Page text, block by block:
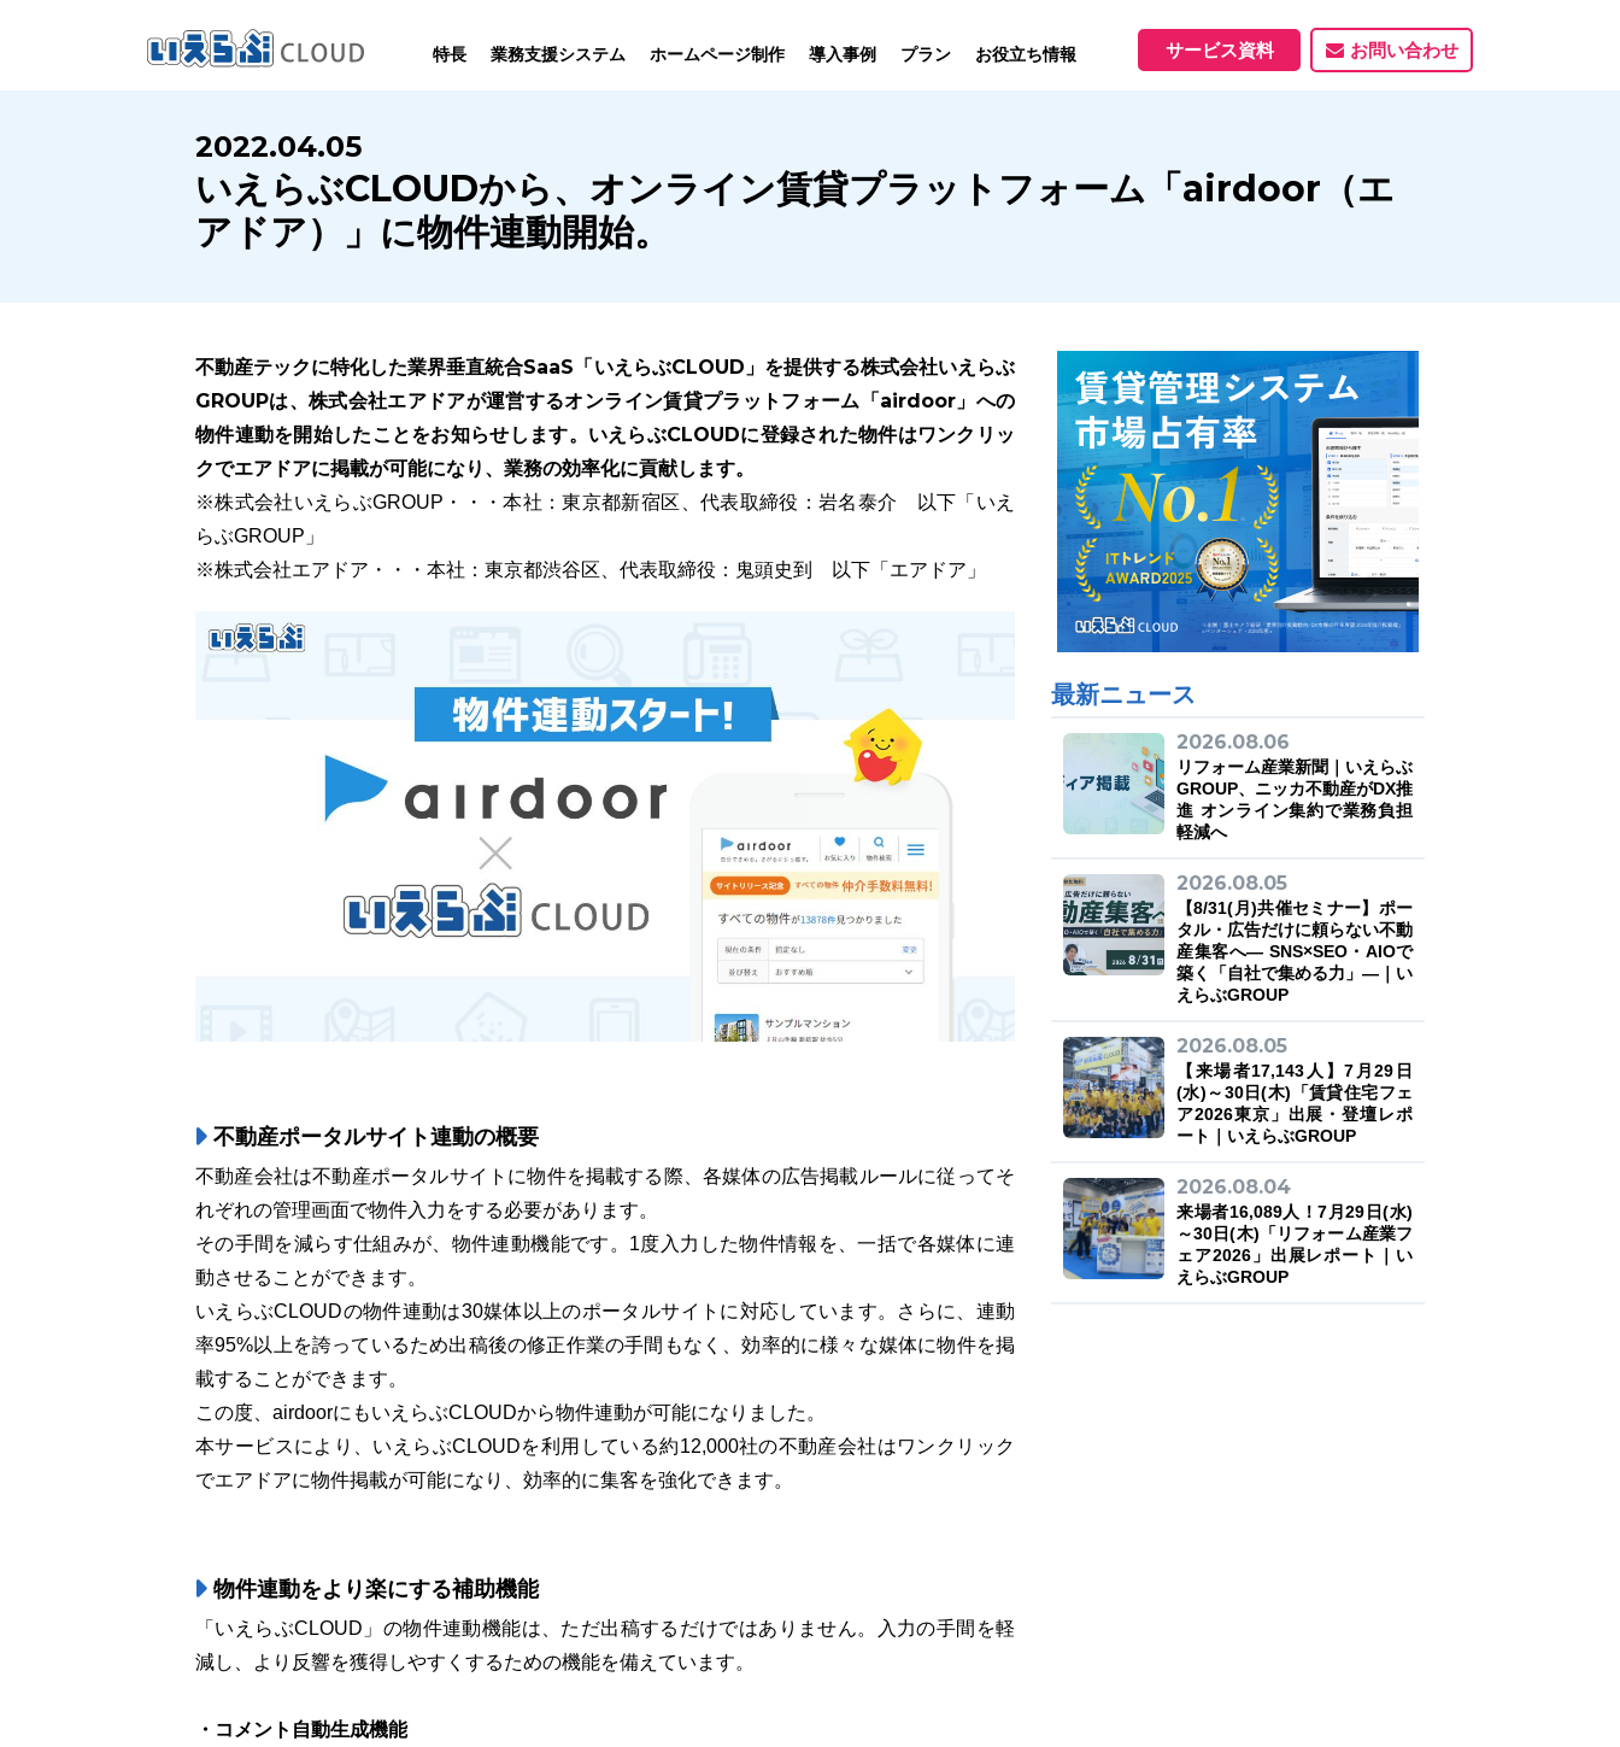
特長 業務支援システム
SYSTEM
いえらぶCLOUDは不動産業務を
幅広く支援しています。
業務向け機能
売買仲介
業務向け機能 業務向け機能
サービス一覧
ホームページ制作
HOMEPAGE
いえらぶは集客用ホームページを
不動産業に特化して制作しています。
制作について
制作の流れ
制作実績
導入事例
PERFORMANCE
いえらぶCLOUDを実際にご利用の
お客様の声と制作実績のご紹介です。
ユーザーインタビュー ホームページ制作実績
プラン お役立ち情報
INFORMATION
いえらぶCLOUDや不動産業界に関する
ニュース･ノウハウをお伝えします。
ニュース一覧 お役立ちブログ 資料ダウンロード
サービス資料 お問い合わせ
2022.04.05
いえらぶCLOUDから、オンライン賃貸プラットフォーム「airdoor（エ
アドア）」に物件連動開始。
不動産テックに特化した業界垂直統合SaaS「いえらぶCLOUD」を提供する株式会社いえらぶ
GROUPは、株式会社エアドアが運営するオンライン賃貸プラットフォーム「airdoor」への
物件連動を開始したことをお知らせします。いえらぶCLOUDに登録された物件はワンクリッ
クでエアドアに掲載が可能になり、業務の効率化に貢献します。
※株式会社いえらぶGROUP・・・本社：東京都新宿区、代表取締役：岩名泰介 以下「いえ
らぶGROUP」
※株式会社エアドア・・・本社：東京都渋谷区、代表取締役：鬼頭史到 以下「エアドア」
不動産ポータルサイト連動の概要
不動産会社は不動産ポータルサイトに物件を掲載する際、各媒体の広告掲載ルールに従ってそ
れぞれの管理画面で物件入力をする必要があります。
その手間を減らす仕組みが、物件連動機能です。1度入力した物件情報を、一括で各媒体に連
動させることができます。
いえらぶCLOUDの物件連動は30媒体以上のポータルサイトに対応しています。さらに、連動
率95%以上を誇っているため出稿後の修正作業の手間もなく、効率的に様々な媒体に物件を掲
載することができます。
この度、airdoorにもいえらぶCLOUDから物件連動が可能になりました。
本サービスにより、いえらぶCLOUDを利用している約12,000社の不動産会社はワンクリック
でエアドアに物件掲載が可能になり、効率的に集客を強化できます。
物件連動をより楽にする補助機能
「いえらぶCLOUD」の物件連動機能は、ただ出稿するだけではありません。入力の手間を軽
減し、より反響を獲得しやすくするための機能を備えています。
・コメント自動生成機能
最新ニュース
2026.08.06
リフォーム産業新聞｜いえらぶ
GROUP、ニッカ不動産がDX推
進 オンライン集約で業務負担
軽減へ
2026.08.05
【8/31(月)共催セミナー】ポー
タル・広告だけに頼らない不動
産集客へ― SNS×SEO・AIOで
築く「自社で集める力」―｜い
えらぶGROUP
2026.08.05
【来場者17,143人】7月29日
(水)～30日(木)「賃貸住宅フェ
ア2026東京」出展・登壇レポ
ート｜いえらぶGROUP
2026.08.04
来場者16,089人！7月29日(水)
～30日(木)「リフォーム産業フ
ェア2026」出展レポート｜い
えらぶGROUP